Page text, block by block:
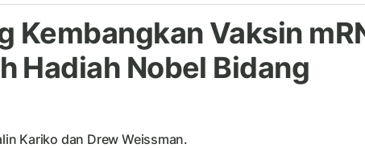
Kembangkan Vaksin
Hadiah Nobel Bidang
Kariko dan Drew Weissman.